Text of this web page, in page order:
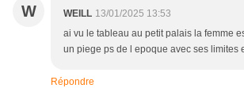
W WEILL 13/01/2025 13:53
ai vu le tableau au petit palais la femme
un piege ps de l epoque avec ses limites
Répondre